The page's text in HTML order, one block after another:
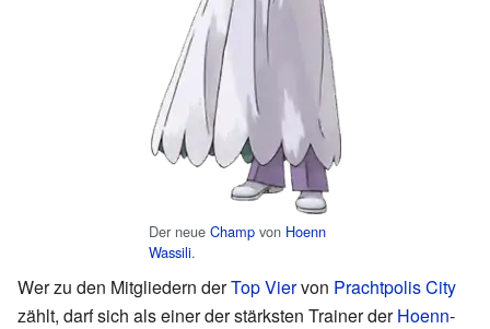
Der neue Champvon Hoenn
Wassili.
Wer zu den Mitgliedern derTop Viervon Prachtpolis City
zählt, darf sich als einer der stärksten Trainer derHoenn-